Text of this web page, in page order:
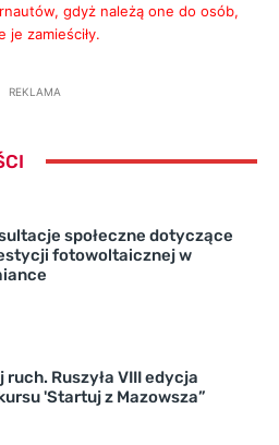
gdyż należą one do osób,
je zamieściły.
REKLAMA
społeczne dotyczące
fotowoltaicznej w
ruch. Ruszyła VIII edycja
'Startuj z Mazowsza”